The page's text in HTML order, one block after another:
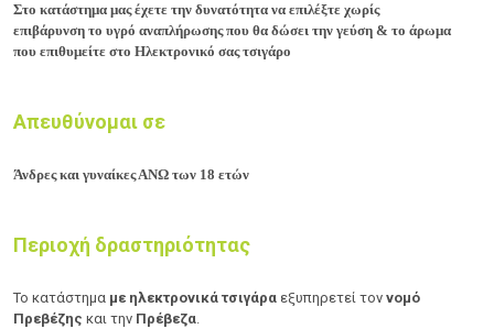
Στο κατάστημα μας έχετε την δυνατότητα να επιλέξτε χωρίς
επιβάρυνση το υγρό αναπλήρωσης που θα δώσει την γεύση & το άρωμα
που επιθυμείτε στο Ηλεκτρονικό σας τσιγάρο
Απευθύνομαι σε
Άνδρες και γυναίκες ΑΝΩ των 18 ετών
Περιοχή δραστηριότητας
Το κατάστημα με ηλεκτρονικά τσιγάρα εξυπηρετεί τον νομό
Πρεβέζης και την Πρέβεζα.